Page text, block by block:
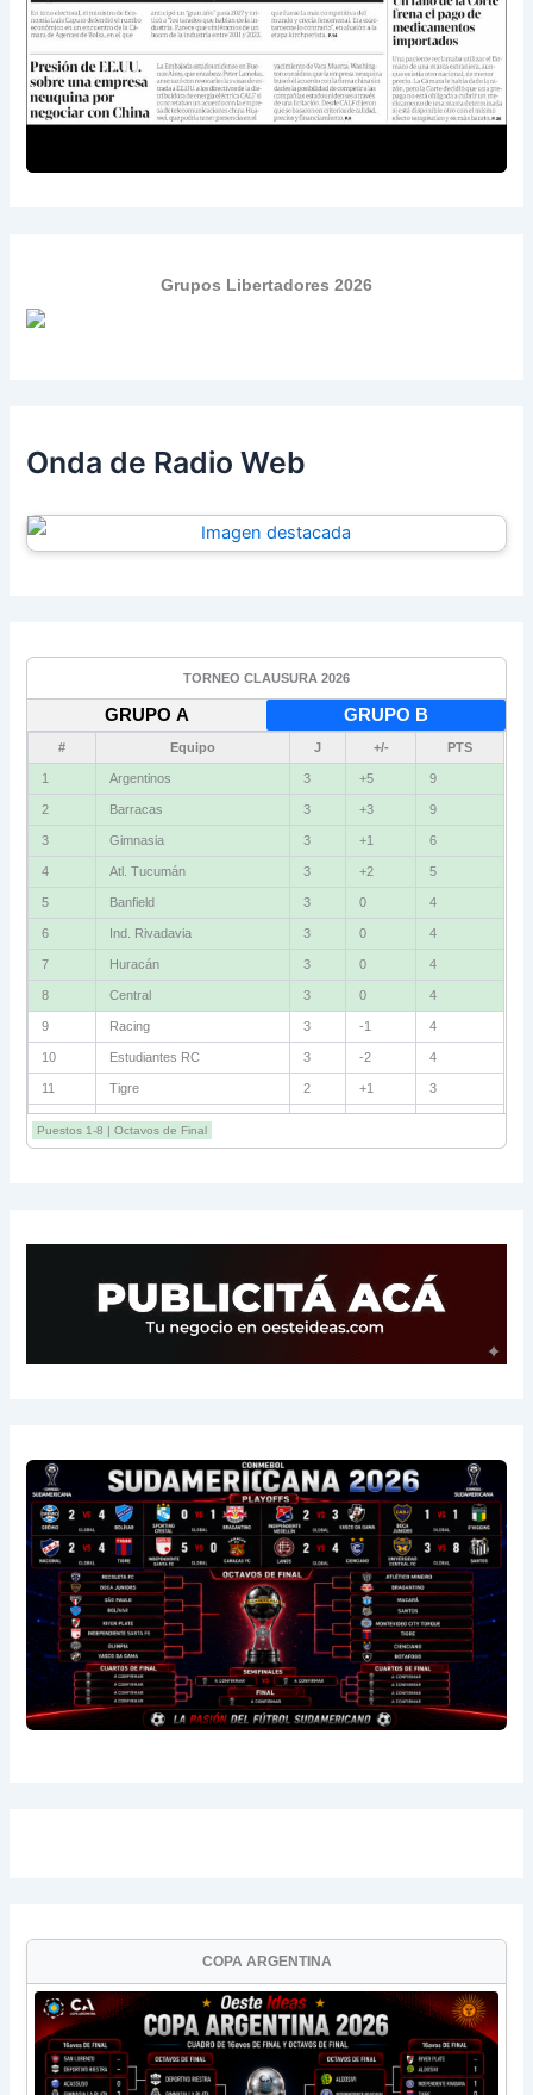
Grupos Libertadores 2026
Onda de Radio Web
TORNEO CLAUSURA 2026
GRUPO A GRUPO B
# Equipo J +/- PTS
1 Argentinos 3 +5 9
2 Barracas 3 +3 9
3 Gimnasia 3 +1 6
4 Atl. Tucumán 3 +2 5
5 Banfield 3 0 4
6 Ind. Rivadavia 3 0 4
7 Huracán 3 0 4
8 Central 3 0 4
9 Racing 3 -1 4
10 Estudiantes RC 3 -2 4
11 Tigre 2 +1 3
12 Belgrano 2 0 3
13 Sarmiento 3 -1 3
Puestos 1-8 | Octavos de Final
COPA ARGENTINA